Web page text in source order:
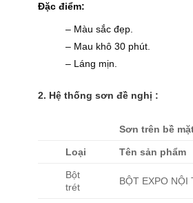
Đặc điểm:
– Màu sắc đẹp.
– Mau khô 30 phút.
– Láng mịn.
2. Hệ thống sơn đề nghị :
Sơn trên bề
Loại Tên sản phẩm
Bột
trét
BỘT EXPO NỘI